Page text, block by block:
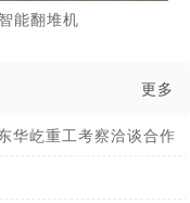
能翻堆机
更多
华屹重工考察洽谈合作